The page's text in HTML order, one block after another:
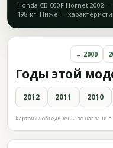
Honda CB 600F Hornet 2002
198 кг. Ниже —
Годы этой
← 2000
2012 2011 2010
Карточки объединены по